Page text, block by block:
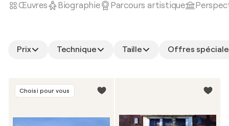
Œuvres Biographie Parcours artistique
Prix Technique Taille Offres
Choisi pour vous